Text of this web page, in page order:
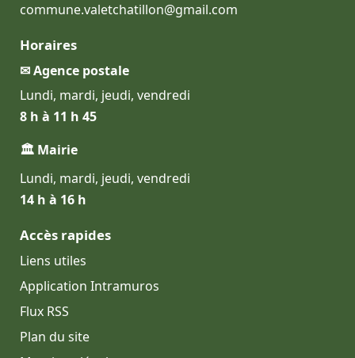
commune.valetchatillon@gmail.com
Horaires
✉ Agence postale
Lundi, mardi, jeudi, vendredi
8 h à 11 h 45
🏛 Mairie
Lundi, mardi, jeudi, vendredi
14 h à 16 h
Accès rapides
Liens utiles
Application Intramuros
Flux RSS
Plan du site